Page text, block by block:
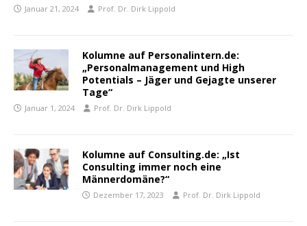
Januar 21, 2024 Prof. Dr. Dirk Lippold
Kolumne auf Personalintern.de:
„Personalmanagement und High
Potentials – Jäger und Gejagte unserer
Tage“
Januar 1, 2024 Prof. Dr. Dirk Lippold
Kolumne auf Consulting.de: „Ist
Consulting immer noch eine
Männerdomäne?“
Dezember 17, 2023 Prof. Dr. Dirk Lippold